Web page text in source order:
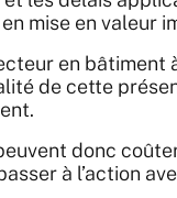
mise en valeur
en bâtiment
de cette
donc
à l’action